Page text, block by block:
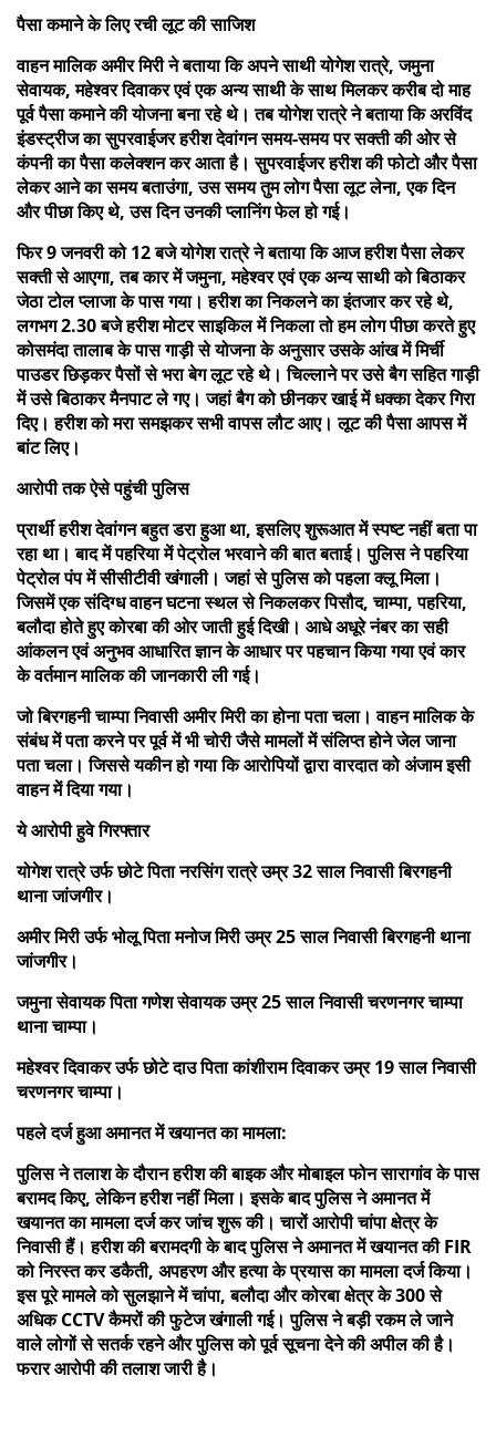
पैसा कमाने के लिए रची लूट की साजिश
वाहन मालिक अमीर मिरी ने बताया कि अपने साथी योगेश रात्रे, जमुना
सेवायक, महेश्वर दिवाकर एवं एक अन्य साथी के साथ मिलकर करीब दो माह
पूर्व पैसा कमाने की योजना बना रहे थे। तब योगेश रात्रे ने बताया कि अरविंद
इंडस्ट्रीज का सुपरवाईजर हरीश देवांगन समय-समय पर सक्ती की ओर से
कंपनी का पैसा कलेक्शन कर आता है। सुपरवाईजर हरीश की फोटो और पैसा
लेकर आने का समय बताउंगा, उस समय तुम लोग पैसा लूट लेना, एक दिन
और पीछा किए थे, उस दिन उनकी प्लानिंग फेल हो गई।
फिर 9 जनवरी को 12 बजे योगेश रात्रे ने बताया कि आज हरीश पैसा लेकर
सक्ती से आएगा, तब कार में जमुना, महेश्वर एवं एक अन्य साथी को बिठाकर
जेठा टोल प्लाजा के पास गया। हरीश का निकलने का इंतजार कर रहे थे,
लगभग 2.30 बजे हरीश मोटर साइकिल में निकला तो हम लोग पीछा करते हुए
कोसमंदा तालाब के पास गाड़ी से योजना के अनुसार उसके आंख में मिर्ची
पाउडर छिड़कर पैसों से भरा बेग लूट रहे थे। चिल्लाने पर उसे बैग सहित गाड़ी
में उसे बिठाकर मैनपाट ले गए। जहां बैग को छीनकर खाई में धक्का देकर गिरा
दिए। हरीश को मरा समझकर सभी वापस लौट आए। लूट की पैसा आपस में
बांट लिए।
आरोपी तक ऐसे पहुंची पुलिस
प्रार्थी हरीश देवांगन बहुत डरा हुआ था, इसलिए शुरूआत में स्पष्ट नहीं बता पा
रहा था। बाद में पहरिया में पेट्रोल भरवाने की बात बताई। पुलिस ने पहरिया
पेट्रोल पंप में सीसीटीवी खंगाली। जहां से पुलिस को पहला क्लू मिला।
जिसमें एक संदिग्ध वाहन घटना स्थल से निकलकर पिसौद, चाम्पा, पहरिया,
बलौदा होते हुए कोरबा की ओर जाती हुई दिखी। आधे अधूरे नंबर का सही
आंकलन एवं अनुभव आधारित ज्ञान के आधार पर पहचान किया गया एवं कार
के वर्तमान मालिक की जानकारी ली गई।
जो बिरगहनी चाम्पा निवासी अमीर मिरी का होना पता चला। वाहन मालिक के
संबंध में पता करने पर पूर्व में भी चोरी जैसे मामलों में संलिप्त होने जेल जाना
पता चला। जिससे यकीन हो गया कि आरोपियों द्वारा वारदात को अंजाम इसी
वाहन में दिया गया।
ये आरोपी हुवे गिरफ्तार
योगेश रात्रे उर्फ छोटे पिता नरसिंग रात्रे उम्र 32 साल निवासी बिरगहनी
थाना जांजगीर।
अमीर मिरी उर्फ भोलू पिता मनोज मिरी उम्र 25 साल निवासी बिरगहनी थाना
जांजगीर।
जमुना सेवायक पिता गणेश सेवायक उम्र 25 साल निवासी चरणनगर चाम्पा
थाना चाम्पा।
महेश्वर दिवाकर उर्फ छोटे दाउ पिता कांशीराम दिवाकर उम्र 19 साल निवासी
चरणनगर चाम्पा।
पहले दर्ज हुआ अमानत में खयानत का मामला:
पुलिस ने तलाश के दौरान हरीश की बाइक और मोबाइल फोन सारागांव के पास
बरामद किए, लेकिन हरीश नहीं मिला। इसके बाद पुलिस ने अमानत में
खयानत का मामला दर्ज कर जांच शुरू की। चारों आरोपी चांपा क्षेत्र के
निवासी हैं। हरीश की बरामदगी के बाद पुलिस ने अमानत में खयानत की FIR
को निरस्त कर डकैती, अपहरण और हत्या के प्रयास का मामला दर्ज किया।
इस पूरे मामले को सुलझाने में चांपा, बलौदा और कोरबा क्षेत्र के 300 से
अधिक CCTV कैमरों की फुटेज खंगाली गई। पुलिस ने बड़ी रकम ले जाने
वाले लोगों से सतर्क रहने और पुलिस को पूर्व सूचना देने की अपील की है।
फरार आरोपी की तलाश जारी है।